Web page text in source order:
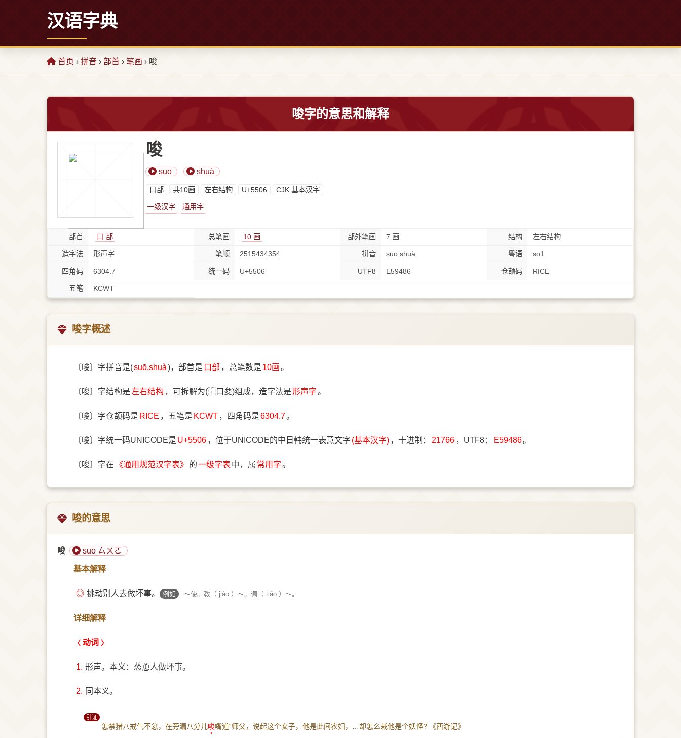
汉语字典
首页 › 拼音 › 部首 › 笔画 › 唆
唆字的意思和解释
唆
suō shuà
⼝部 共10画 左右结构 U+5506 CJK 基本汉字
一级汉字 通用字
部首 ⼝ 部 总笔画 10 画 部外笔画 7 画 结构 左右结构
造字法 形声字 笔顺 2515434354 拼音 suō,shuà 粤语 so1
四角码 6304.7 统一码 U+5506 UTF8 E59486 仓颉码 RICE
五笔 KCWT
唆字概述
〔唆〕字拼音是(suō,shuà)，部首是 ⼝部 ，总笔数是 10画。
〔唆〕字结构是 左右结构 ，可拆解为(⿰口夋)组成，造字法是形声字。
〔唆〕字仓颉码是 RICE ，五笔是 KCWT ，四角码是6304.7。
〔唆〕字统一码UNICODE是 U+5506 ，位于UNICODE的中日韩统一表意文字 (基本汉字) ，十进制： 21766 ，UTF8： E59486。
〔唆〕字在 《通用规范汉字表》 的一级字表 中，属 常用字。
唆的意思
唆 suō ㄙㄨㄛ
基本解释
◎ 挑动别人去做坏事。 例如 ～使。教（ jiào ）～。调（ tiáo ）～。
详细解释
动词
1. 形声。本义：怂恿人做坏事。
2. 同本义。
引证
怎禁猪八戒气不忿，在旁漏八分儿唆嘴道“师父，说起这个女子，他是此间农妇，…却怎么栽他是个妖怪? 《西游记》